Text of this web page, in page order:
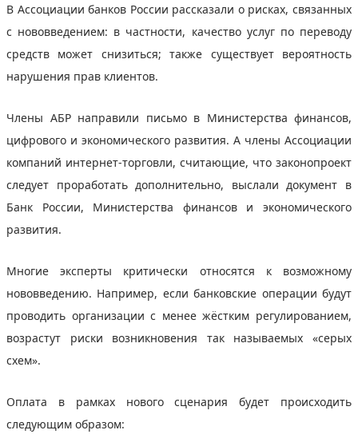
В Ассоциации банков России рассказали о рисках, связанных
с нововведением: в частности, качество услуг по переводу
средств может снизиться; также существует вероятность
нарушения прав клиентов.
Члены АБР направили письмо в Министерства финансов,
цифрового и экономического развития. А члены Ассоциации
компаний интернет-торговли, считающие, что законопроект
следует проработать дополнительно, выслали документ в
Банк России, Министерства финансов и экономического
развития.
Многие эксперты критически относятся к возможному
нововведению. Например, если банковские операции будут
проводить организации с менее жёстким регулированием,
возрастут риски возникновения так называемых «серых
схем».
Оплата в рамках нового сценария будет происходить
следующим образом: